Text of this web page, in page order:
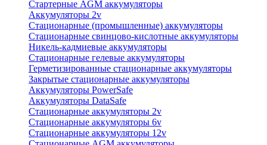
Стартерные AGM аккумуляторы
Аккумуляторы 2v
Стационарные (промышленные) аккумуляторы
Стационарные свинцово-кислотные аккумуляторы
Никель-кадмиевые аккумуляторы
Стационарные гелевые аккумуляторы
Герметизированные стационарные аккумуляторы
Закрытые стационарные аккумуляторы
Аккумуляторы PowerSafe
Аккумуляторы DataSafe
Стационарные аккумуляторы 2v
Стационарные аккумуляторы 6v
Стационарные аккумуляторы 12v